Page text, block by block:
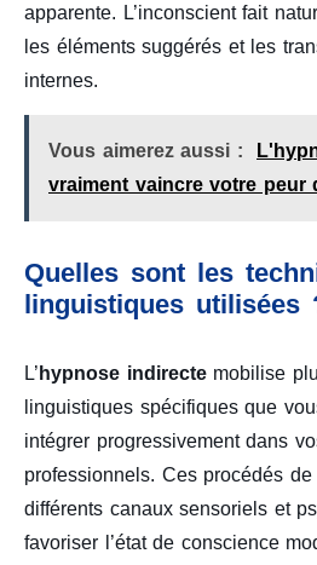
apparente. L’inconscient fait
les éléments suggérés et les
internes.
Vous aimerez aussi :
vraiment vaincre votre peur
Quelles sont les
linguistiques utilisées
L’ hypnose indirectemobilise
linguistiques spécifiques que
intégrer progressivement dans
professionnels. Ces procédés
différents canaux sensoriels et
favoriser l’état de conscience